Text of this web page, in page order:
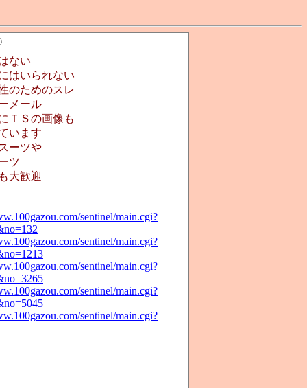
ない
はいられない
のためのスレ
メール
ＴＳの画像も
います
ーツや
ツ
大歓迎
sentinel/main.cgi?
sentinel/main.cgi?
sentinel/main.cgi?
sentinel/main.cgi?
sentinel/main.cgi?